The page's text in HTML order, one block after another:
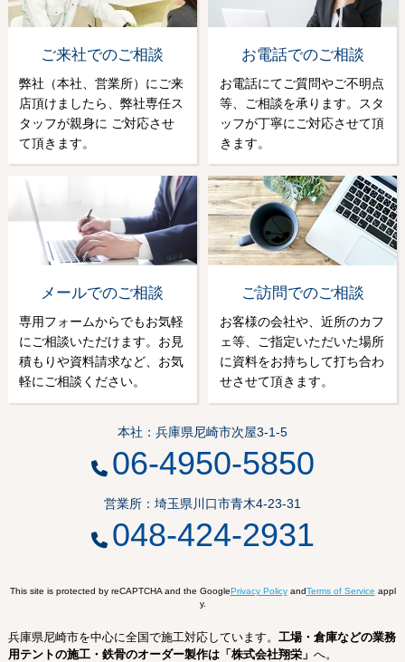
ご来社でのご相談
弊社（本社、営業所）にご来
店頂けましたら、弊社専任ス
タッフが親身に ご対応させ
て頂きます。
お電話でのご相談
お電話にてご質問やご不明点
等、ご相談を承ります。スタ
ッフが丁寧にご対応させて頂
きます。
メールでのご相談
専用フォームからでもお気軽
にご相談いただけます。お見
積もりや資料請求など、お気
軽にご相談ください。
ご訪問でのご相談
お客様の会社や、近所のカフ
ェ等、ご指定いただいた場所
に資料をお持ちして打ち合わ
せさせて頂きます。
本社：兵庫県尼崎市次屋3-1-5
06-4950-5850
営業所：埼玉県川口市青木4-23-31
048-424-2931
This site is protected by reCAPTCHA and the GooglePrivacy PolicyandTerms of Service appl
y.
兵庫県尼崎市を中心に全国で施工対応しています。 工場・倉庫などの業務
用テントの施工・鉄骨のオーダー製作は「株式会社翔栄」 へ。